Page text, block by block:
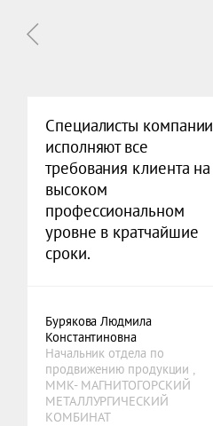
Специалисты компании
исполняют все
требования клиента на
высоком
профессиональном
уровне в кратчайшие
сроки.
Бурякова Людмила
Константиновна
Начальник отдела по
продвижению продукции ,
ММК- МАГНИТОГОРСКИЙ
МЕТАЛЛУРГИЧЕСКИЙ
КОМБИНАТ